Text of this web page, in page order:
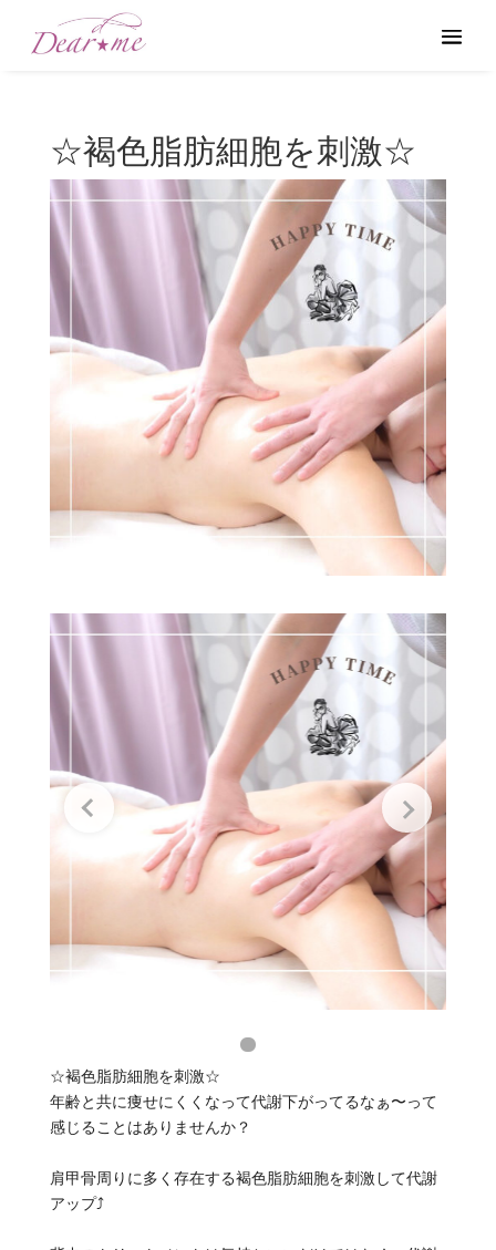
☆褐色脂肪細胞を刺激☆
☆褐色脂肪細胞を刺激☆
年齢と共に痩せにくくなって代謝下がってるなぁ〜って
感じることはありませんか？
肩甲骨周りに多く存在する褐色脂肪細胞を刺激して代謝
アップ⤴️